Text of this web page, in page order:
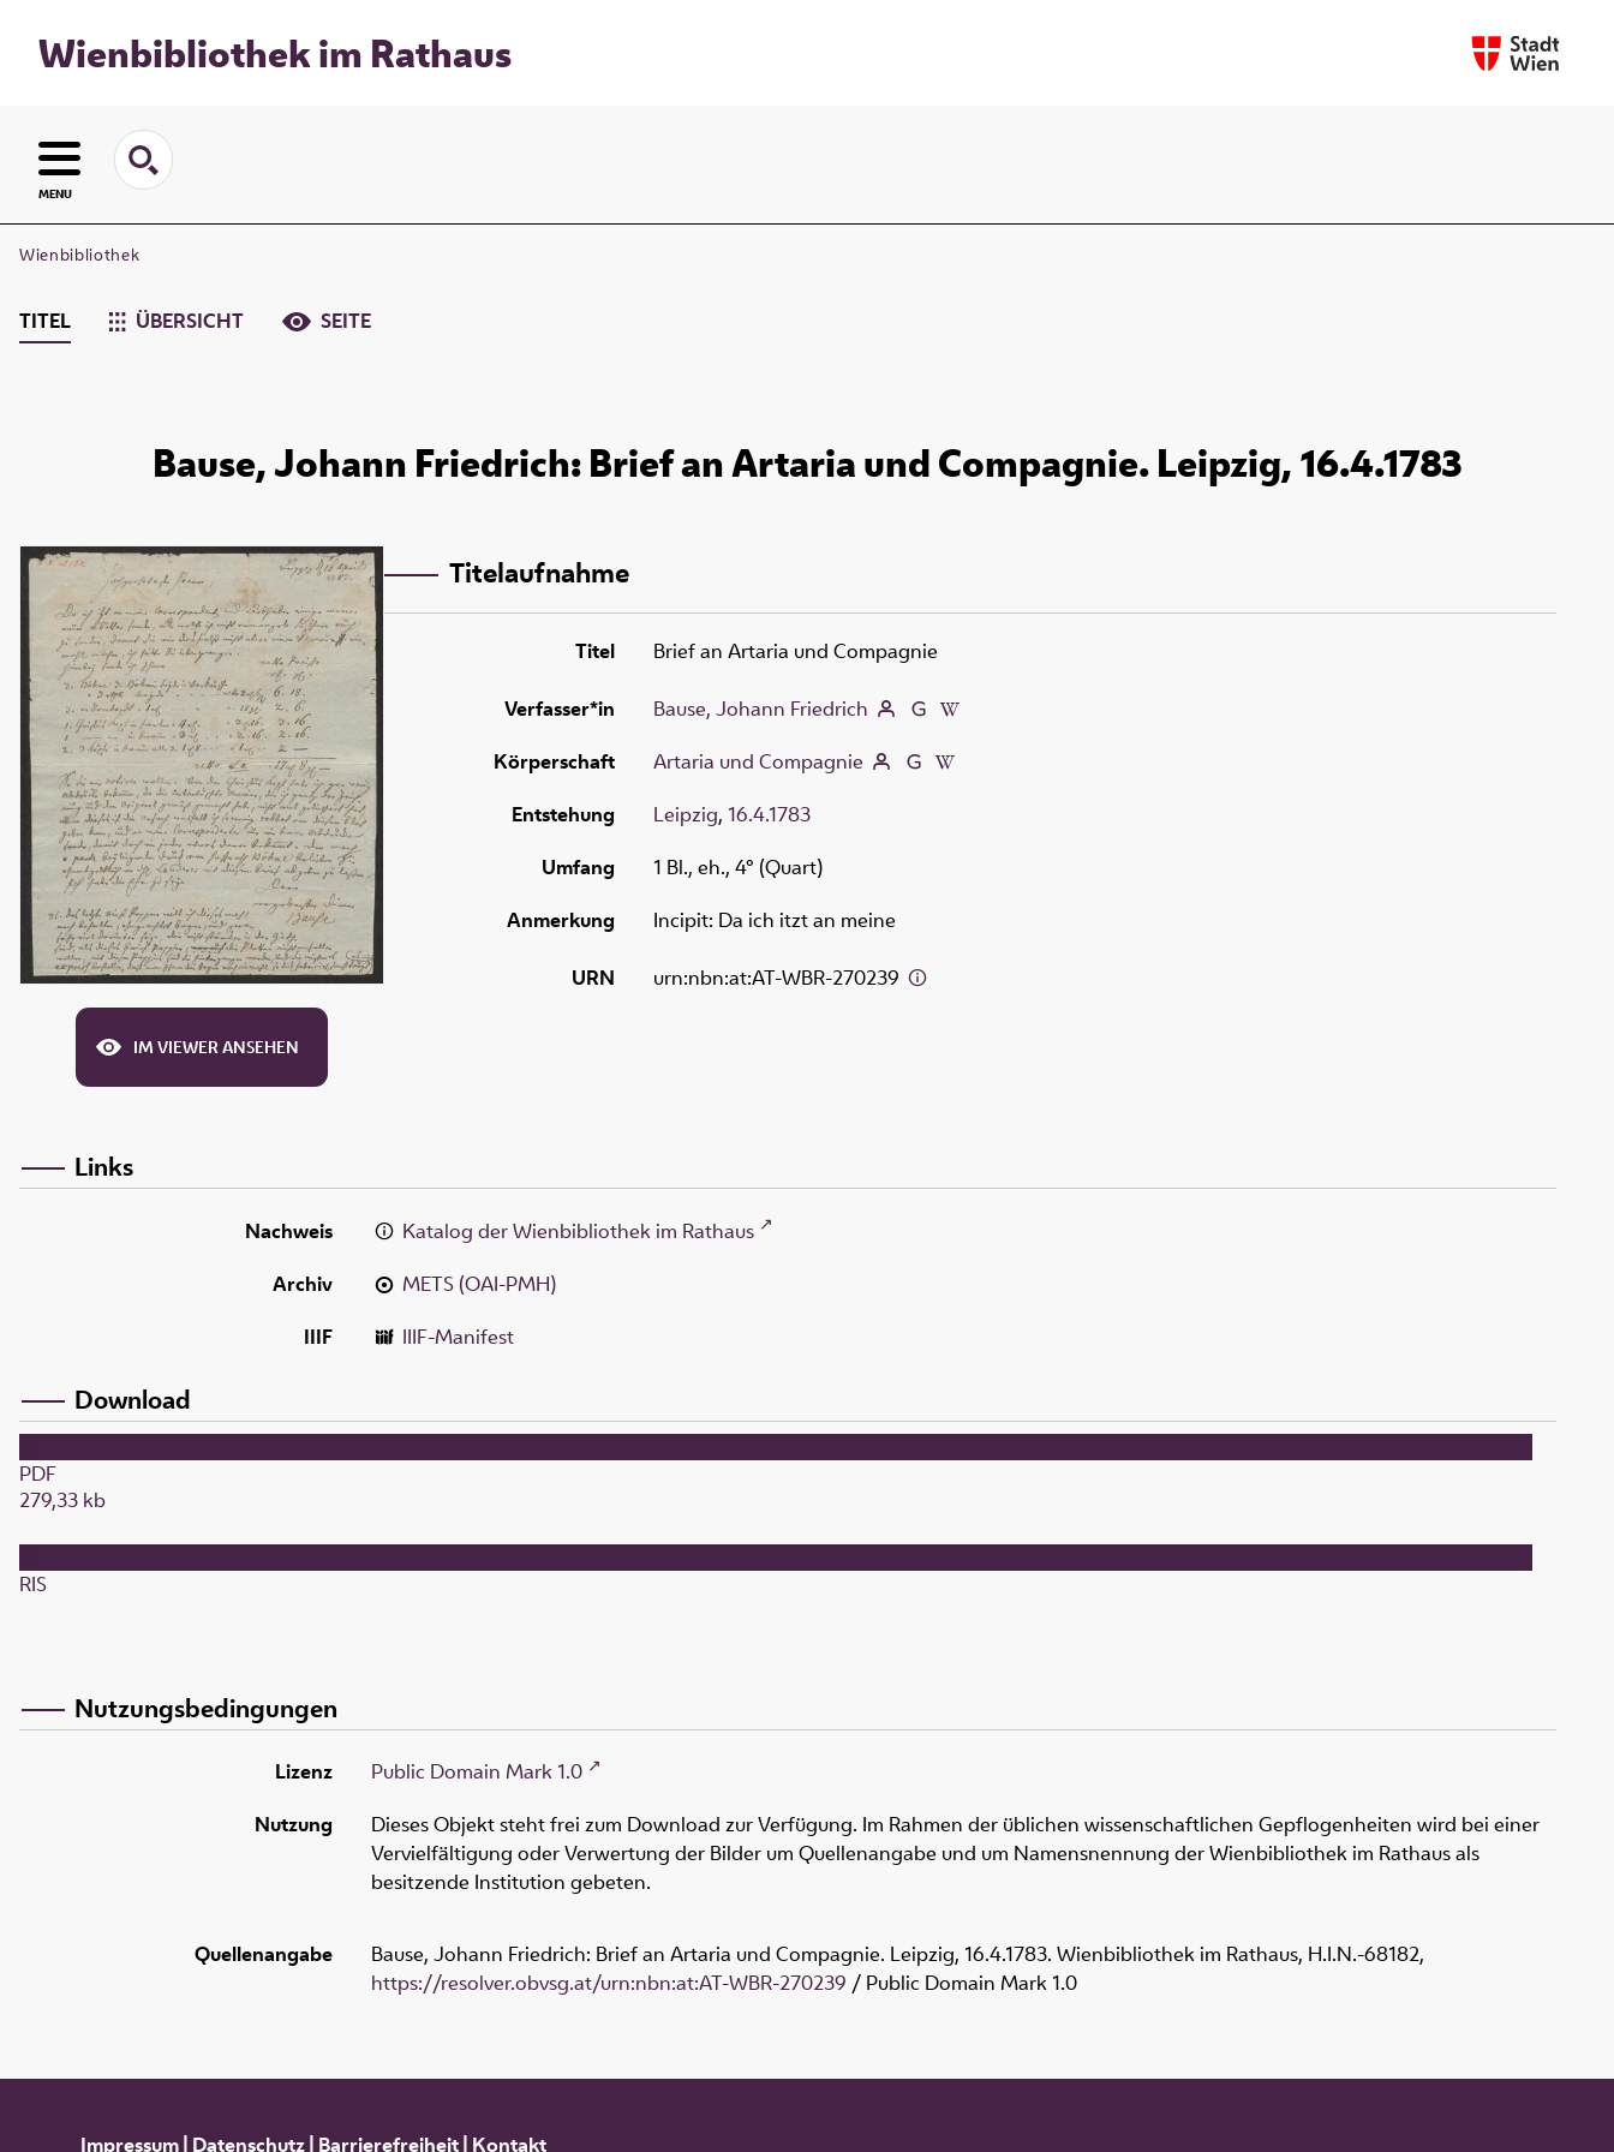
Wienbibliothek im Rathaus
MENU
Wienbibliothek
TITEL ÜBERSICHT SEITE
Bause, Johann Friedrich: Brief an Artaria und Compagnie. Leipzig, 16.4.1783
IM VIEWER ANSEHEN
Titelaufnahme
Titel Brief an Artaria und Compagnie
Verfasser*in
Bause, Johann Friedrich
Körperschaft
Artaria und Compagnie
Entstehung
Leipzig, 16.4.1783
Umfang
1 Bl., eh., 4° (Quart)
Anmerkung
Incipit: Da ich itzt an meine
URN urn:nbn:at:AT-WBR-270239
Links
Nachweis
Katalog der Wienbibliothek im Rathaus
Archiv
METS (OAI-PMH)
IIIF
IIIF-Manifest
Download
PDF
279,33 kb
RIS
Nutzungsbedingungen
Lizenz
Public Domain Mark 1.0
Nutzung
Dieses Objekt steht frei zum Download zur Verfügung. Im Rahmen der üblichen wissenschaftlichen Gepflogenheiten wird bei einer
Vervielfältigung oder Verwertung der Bilder um Quellenangabe und um Namensnennung der Wienbibliothek im Rathaus als
besitzende Institution gebeten.
Quellenangabe Bause, Johann Friedrich: Brief an Artaria und Compagnie. Leipzig, 16.4.1783. Wienbibliothek im Rathaus, H.I.N.-68182,
https://resolver.obvsg.at/urn:nbn:at:AT-WBR-270239 / Public Domain Mark 1.0
Impressum| Datenschutz| Barrierefreiheit| Kontakt